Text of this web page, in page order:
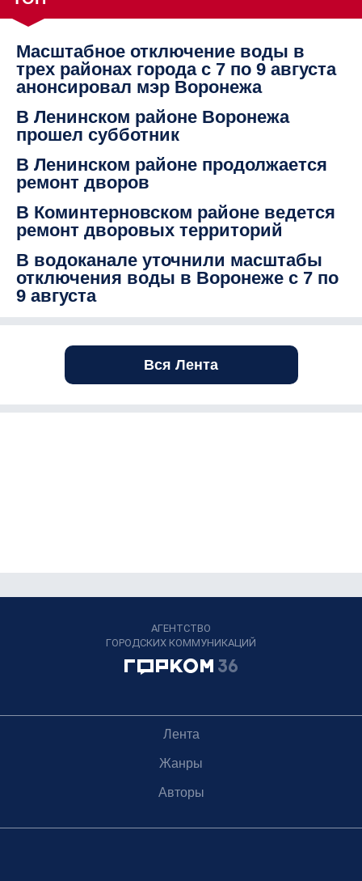
Масштабное отключение воды в
трех районах города с 7 по 9 августа
анонсировал мэр Воронежа
В Ленинском районе Воронежа
прошел субботник
В Ленинском районе продолжается
ремонт дворов
В Коминтерновском районе ведется
ремонт дворовых территорий
В водоканале уточнили масштабы
отключения воды в Воронеже с 7 по
9 августа
Вся Лента
АГЕНТСТВО
ГОРОДСКИХ КОММУНИКАЦИЙ
Лента
Жанры
Авторы